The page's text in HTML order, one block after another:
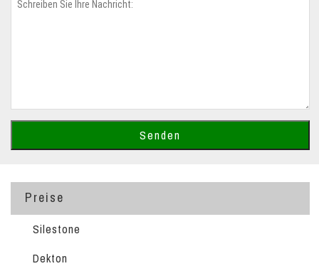
Preise
Silestone
Dekton